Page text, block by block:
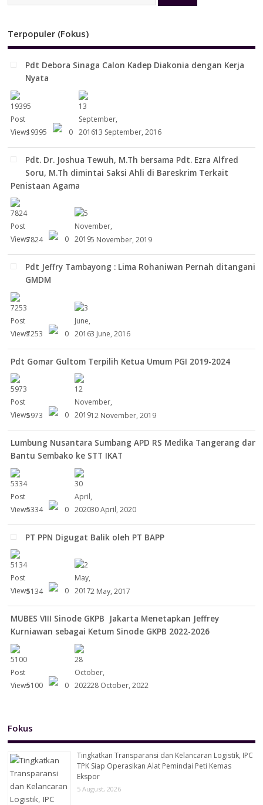
Terpopuler (Fokus)
Pdt Debora Sinaga Calon Kadep Diakonia dengan Kerja
Nyata
19395 0 13 September, 2016
Pdt. Dr. Joshua Tewuh, M.Th bersama Pdt. Ezra Alfred
Soru, M.Th dimintai Saksi Ahli di Bareskrim Terkait
Penistaan Agama
7824 0 5 November, 2019
Pdt Jeffry Tambayong : Lima Rohaniwan Pernah ditangani
GMDM
7253 0 3 June, 2016
Pdt Gomar Gultom Terpilih Ketua Umum PGI 2019-2024
5973 0 12 November, 2019
Lumbung Nusantara Sumbang APD RS Medika Tangerang dan
Bantu Sembako ke STT IKAT
5334 0 30 April, 2020
PT PPN Digugat Balik oleh PT BAPP
5134 0 2 May, 2017
MUBES VIII Sinode GKPB Jakarta Menetapkan Jeffrey
Kurniawan sebagai Ketum Sinode GKPB 2022-2026
5100 0 28 October, 2022
Fokus
Tingkatkan Transparansi dan Kelancaran Logistik, IPC
TPK Siap Operasikan Alat Pemindai Peti Kemas
Ekspor
5 August, 2026